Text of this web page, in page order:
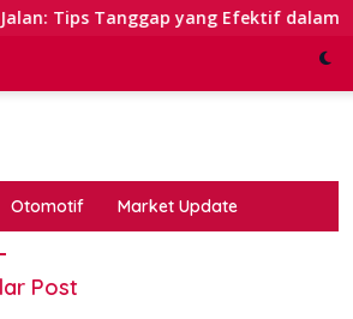
yang Efektif dalam Waktu Keterbatasan
Otomotif Market Update
Post